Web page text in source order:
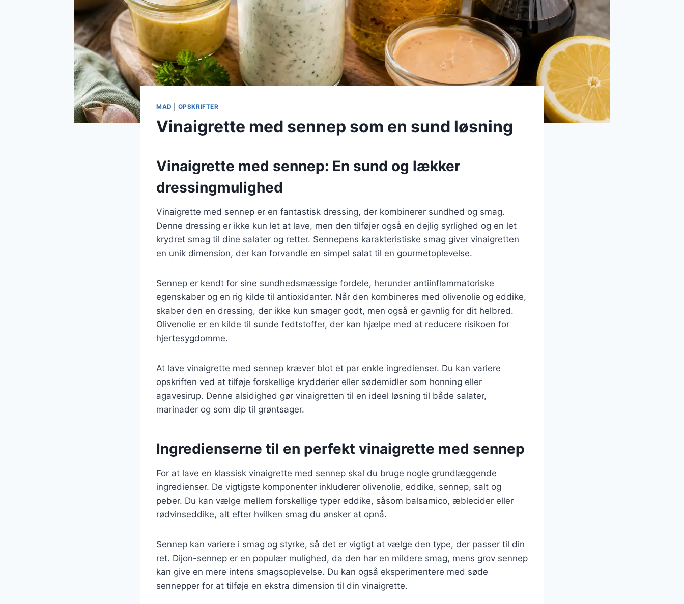
MAD OPSKRIFTER
Vinaigrette med sennep som en sund løsning
Vinaigrette med sennep: En sund og lækker
dressingmulighed
Vinaigrette med sennep er en fantastisk dressing, der kombinerer sundhed og smag.
Denne dressing er ikke kun let at lave, men den tilføjer også en dejlig syrlighed og en let
krydret smag til dine salater og retter. Sennepens karakteristiske smag giver vinaigretten
en unik dimension, der kan forvandle en simpel salat til en gourmetoplevelse.
Sennep er kendt for sine sundhedsmæssige fordele, herunder antiinflammatoriske
egenskaber og en rig kilde til antioxidanter. Når den kombineres med olivenolie og eddike,
skaber den en dressing, der ikke kun smager godt, men også er gavnlig for dit helbred.
Olivenolie er en kilde til sunde fedtstoffer, der kan hjælpe med at reducere risikoen for
hjertesygdomme.
At lave vinaigrette med sennep kræver blot et par enkle ingredienser. Du kan variere
opskriften ved at tilføje forskellige krydderier eller sødemidler som honning eller
agavesirup. Denne alsidighed gør vinaigretten til en ideel løsning til både salater,
marinader og som dip til grøntsager.
Ingredienserne til en perfekt vinaigrette med sennep
For at lave en klassisk vinaigrette med sennep skal du bruge nogle grundlæggende
ingredienser. De vigtigste komponenter inkluderer olivenolie, eddike, sennep, salt og
peber. Du kan vælge mellem forskellige typer eddike, såsom balsamico, æblecider eller
rødvinseddike, alt efter hvilken smag du ønsker at opnå.
Sennep kan variere i smag og styrke, så det er vigtigt at vælge den type, der passer til din
ret. Dijon-sennep er en populær mulighed, da den har en mildere smag, mens grov sennep
kan give en mere intens smagsoplevelse. Du kan også eksperimentere med søde
sennepper for at tilføje en ekstra dimension til din vinaigrette.